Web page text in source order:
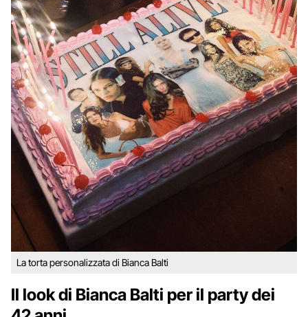
La torta personalizzata di Bianca Balti
Il look di Bianca Balti per il party dei